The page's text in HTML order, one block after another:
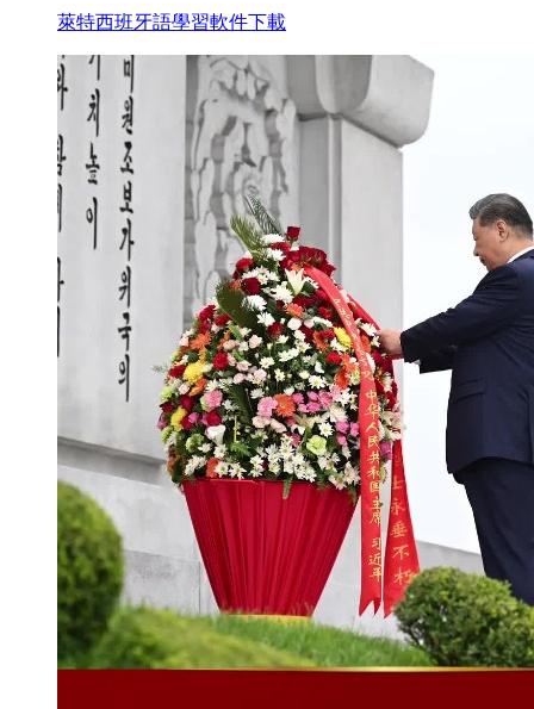
萊特西班牙語學習軟件下載